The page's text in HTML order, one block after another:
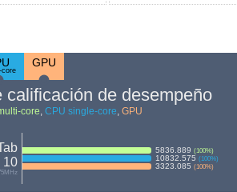
core
GPU
calificación de desempeño
core, CPU single-core, GPU
10
5836.889 (100%)
10832.575 (100%)
3323.085 (100%)